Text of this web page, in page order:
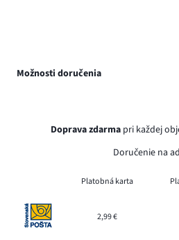
Možnosti doručenia
Doprava zdarma pri každej
Doručenie na
Platobná karta
2,99 €